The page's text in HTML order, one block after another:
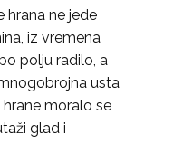
hrana ne jede
iz vremena
polju radilo, a
usta
moralo se
glad i